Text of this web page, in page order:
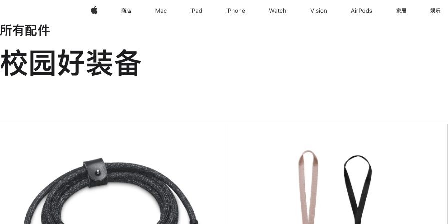
Apple 商店 Mac iPad iPhone Watch Vision AirPods 家居 娱乐
所有配件
校园好装备